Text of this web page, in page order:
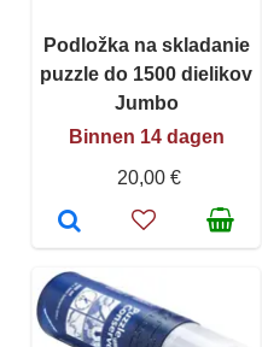
Podložka na skladanie
puzzle do 1500 dielikov
Jumbo
Binnen 14 dagen
20,00 €